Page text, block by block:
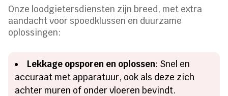
Onze loodgietersdiensten zijn breed, met extra
aandacht voor spoedklussen en duurzame
oplossingen:
Lekkage opsporen en oplossen: Snel en
accuraat met apparatuur, ook als deze zich
achter muren of onder vloeren bevindt.​